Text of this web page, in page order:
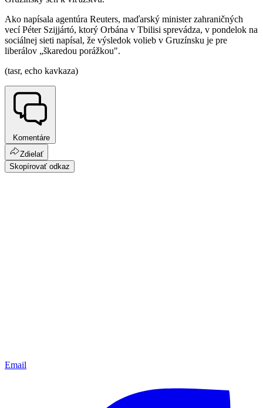
Ako napísala agentúra Reuters, maďarský minister zahraničných
vecí Péter Szijjártó, ktorý Orbána v Tbilisi sprevádza, v pondelok na
sociálnej sieti napísal, že výsledok volieb v Gruzínsku je pre
liberálov „škaredou porážkou".
(tasr, echo kavkaza)
Komentáre
Zdielať
Skopírovať odkaz
Email